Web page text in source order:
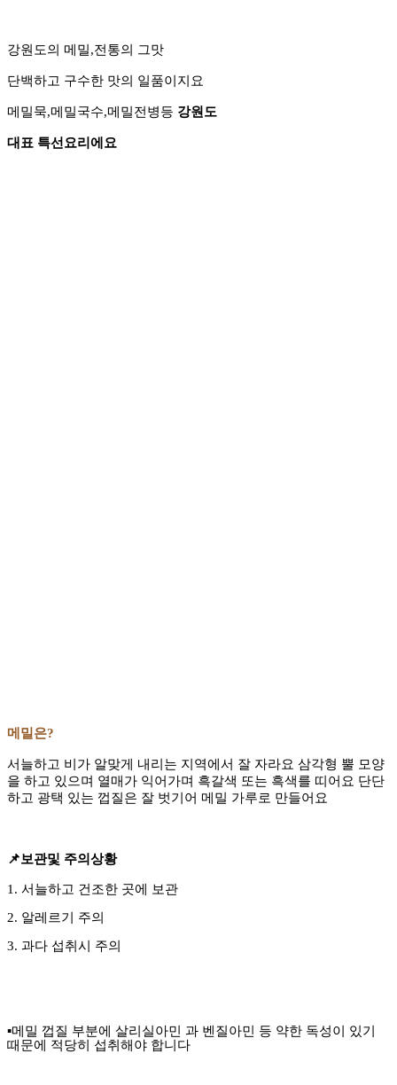
강원도의 메밀,전통의 그맛
단백하고 구수한 맛의 일품이지요
메밀묵,메밀국수,메밀전병등 강원도
대표 특선요리에요
메밀은?
서늘하고 비가 알맞게 내리는 지역에서 잘 자라요 삼각형 뿔 모양
을 하고 있으며 열매가 익어가며 흑갈색 또는 흑색를 띠어요 단단
하고 광택 있는 껍질은 잘 벗기어 메밀 가루로 만들어요
📌보관및 주의상황
1. 서늘하고 건조한 곳에 보관
2. 알레르기 주의
3. 과다 섭취시 주의
▪️메밀 껍질 부분에 살리실아민 과 벤질아민 등 약한 독성이 있기
때문에 적당히 섭취해야 합니다